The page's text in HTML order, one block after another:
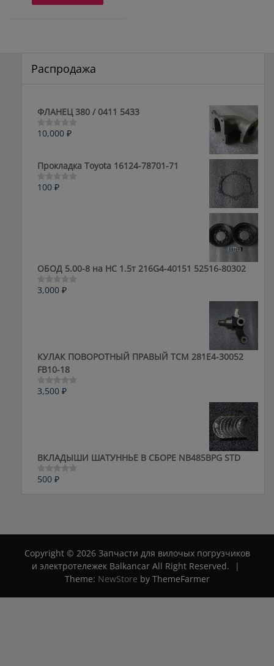
Распродажа
ФЛАНЕЦ 380 / 0411 5433
Оценка
5
10,000 ₽
Прокладка Toyota 16124-78701-71
Оценка
100 ₽
ОБОД 5.00-8 на HC 1.5т 216G4-40151 52516-80302
Оценка
3,000 ₽
КУЛАК ПОВОРОТНЫЙ ПРАВЫЙ ТСМ 281E4-30052
FB10-18
Оценка
3,500 ₽
ВКЛАДЫШИ ШАТУННЬЕ В СБОРЕ NB485BPG STD
Оценка
500 ₽
Copyright © 2026 Запчасти для вилочых погрузчиков
и электротележек Balkancar All Right Reserved.
|
Theme: NewStore by ThemeFarmer